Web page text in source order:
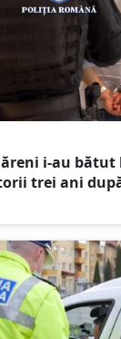
i-au bătut
trei ani